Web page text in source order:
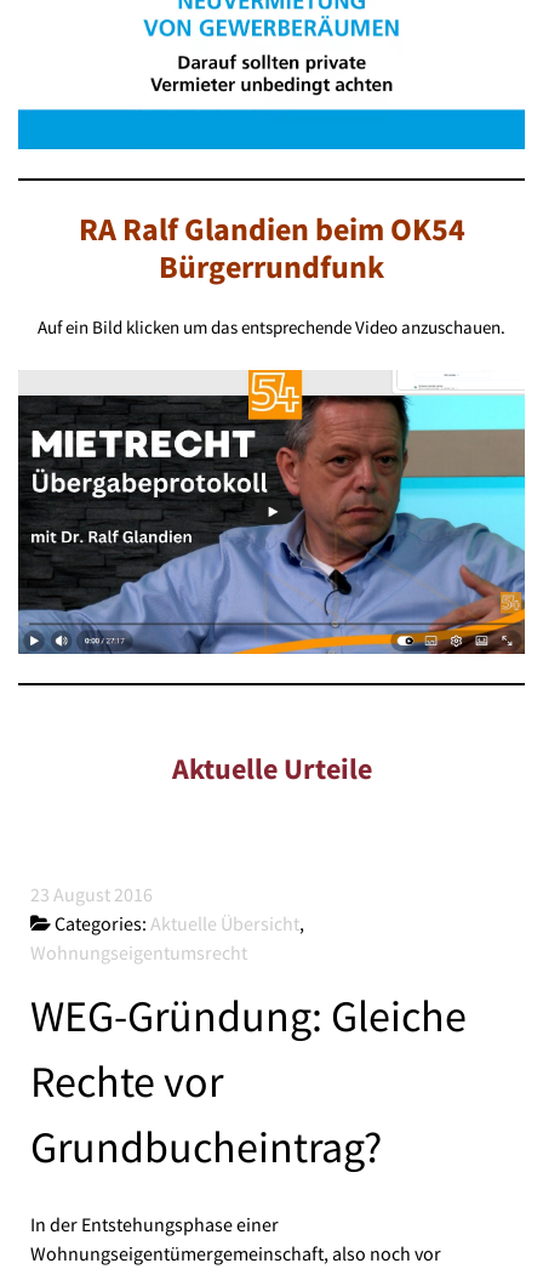
RA Ralf Glandien beim OK54
Bürgerrundfunk
Auf ein Bild klicken um das entsprechende Video anzuschauen.
Aktuelle Urteile
23 August 2016
Categories: Aktuelle Übersicht,
Wohnungseigentumsrecht
WEG-Gründung: Gleiche
Rechte vor
Grundbucheintrag?
In der Entstehungsphase einer
Wohnungseigentümergemeinschaft, also noch vor